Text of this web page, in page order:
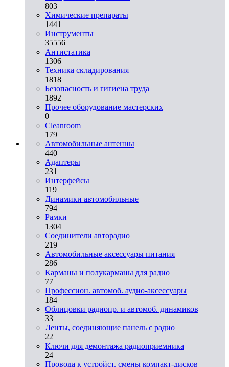
803
Химические препараты
1441
Инструменты
35556
Aнтистатика
1306
Техника складирования
1818
Безопасность и гигиена труда
1892
Прочее оборудование мастерских
0
Cleanroom
179
Автомобильные антенны
440
Адаптеры
231
Интерфейсы
119
Динамики автомобильные
794
Рамки
1304
Соединители авторадио
219
Автомобильные аксессуары питания
286
Карманы и полукарманы для радио
77
Профессион. автомоб. аудио-аксессуары
184
Облицовки радиопр. и автомоб. динамиков
33
Ленты, соединяющие панель с радио
22
Ключи для демонтажа радиоприемника
24
Провода к устройст. смены компакт-дисков